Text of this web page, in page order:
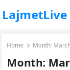
LajmetLive
Home Month:
Month: